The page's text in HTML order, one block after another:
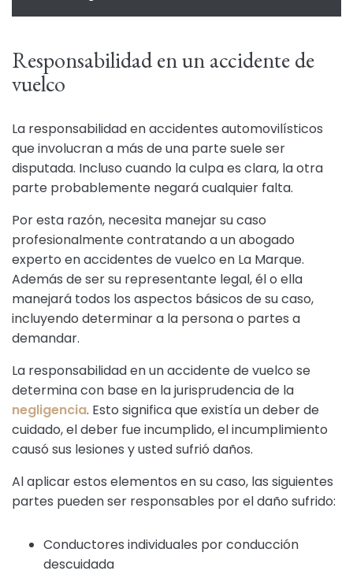
Responsabilidad en un accidente de
vuelco
La responsabilidad en accidentes automovilísticos
que involucran a más de una parte suele ser
disputada. Incluso cuando la culpa es clara, la otra
parte probablemente negará cualquier falta.
Por esta razón, necesita manejar su caso
profesionalmente contratando a un abogado
experto en accidentes de vuelco en La Marque.
Además de ser su representante legal, él o ella
manejará todos los aspectos básicos de su caso,
incluyendo determinar a la persona o partes a
demandar.
La responsabilidad en un accidente de vuelco se
determina con base en la jurisprudencia de la
negligencia. Esto significa que existía un deber de
cuidado, el deber fue incumplido, el incumplimiento
causó sus lesiones y usted sufrió daños.
Al aplicar estos elementos en su caso, las siguientes
partes pueden ser responsables por el daño sufrido:
Conductores individuales por conducción
descuidada